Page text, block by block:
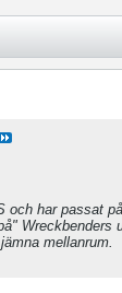
och har passat
mellanrum.